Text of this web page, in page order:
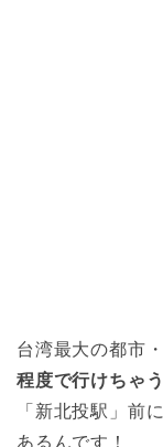
台湾最大の都市・
程度で行けちゃ
「新北投駅」前
あるんです！